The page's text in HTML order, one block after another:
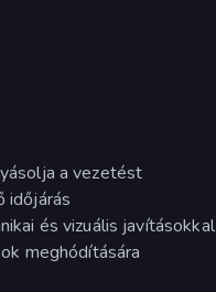
a vezetést
időjárás
és vizuális javításokkal
meghódítására